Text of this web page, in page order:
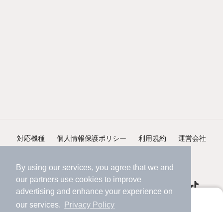
By using our services, you agree that we and
our partners use cookies to improve
advertising and enhance your experience on
our services.
Privacy Policy
アプリに切り替えて、サクサクお部屋探し
対応機種 個人情報保護ポリシー 利用規約 運営会社